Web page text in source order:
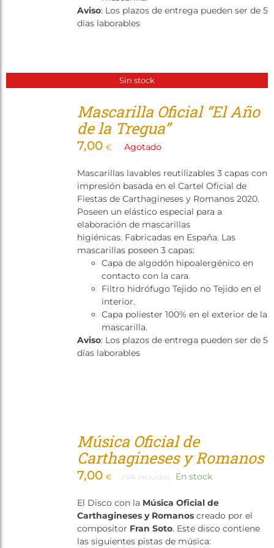
Aviso: Los plazos de entrega pueden ser de 5
días laborables
Sin stock
Mascarilla Oficial “El Año
de la Tregua”
7,00 € Agotado
Mascarillas lavables reutilizables 3 capas con
impresión basada en el Cartel Oficial de
Fiestas de Carthagineses y Romanos 2020.
Poseen un elástico especial para a
elaboración de mascarillas
higiénicas. Fabricadas en España. Las
mascarillas poseen 3 capas:
Capa de algodón hipoalergénico en
contacto con la cara.
Filtro hidrófugo Tejido no Tejido en el
interior.
Capa poliester 100% en el exterior de la
mascarilla.
Aviso: Los plazos de entrega pueden ser de 5
días laborables
Música Oficial de
Carthagineses y Romanos
7,00 € (IVA incluido) En stock
El Disco con la Música Oficial de
Carthagineses y Romanoscreado por el
compositor Fran Soto. Este disco contiene
las siguientes pistas de música: